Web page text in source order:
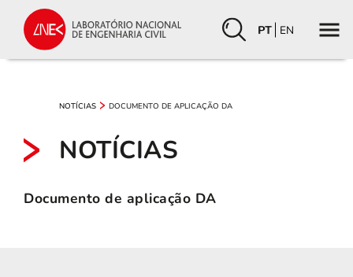
PT EN
NOTÍCIAS DOCUMENTO DE APLICAÇÃO DA
NOTÍCIAS
Documento de aplicação DA